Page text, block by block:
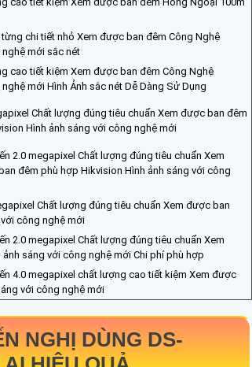
chi tiết nhỏ Xem được ban đêm Công Nghệ
mới sắc nét
cao tiết kiệm Xem được ban đêm Công Nghệ
mới Hình Ảnh sắc nét Dễ Dàng Sử Dụng
Chất lượng đúng tiêu chuẩn Xem được ban đêm
Hình ảnh sáng với công nghệ mới
2.0 megapixel Chất lượng đúng tiêu chuẩn Xem
đêm phù hợp Hikvision Hình ảnh sáng với công
Chất lượng đúng tiêu chuẩn Xem được ban
công nghệ mới
2.0 megapixel Chất lượng đúng tiêu chuẩn Xem
sáng với công nghệ mới Chi phí phù hợp
4.0 megapixel chất lượng cao tiết kiệm Xem được
với công nghệ mới
NGHỊ DÙNG DS-